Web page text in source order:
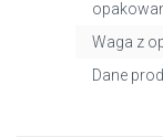
Waga z
Dane